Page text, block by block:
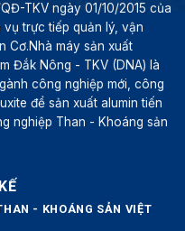
TKV ngày 01/10/2015 của
vụ trực tiếp quản lý, vận
Cơ.Nhà máy sản xuất
Đắk Nông - TKV (DNA) là
công nghiệp mới, công
để sản xuất alumin tiến
nghiệp Than - Khoáng sản
- KHOÁNG SẢN VIỆT